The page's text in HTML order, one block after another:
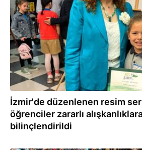
İzmir'de düzenlenen resim
öğrenciler zararlı
bilinçlendirildi